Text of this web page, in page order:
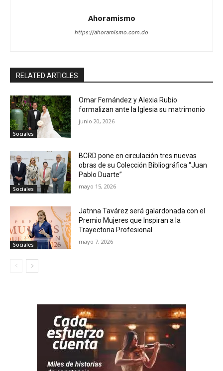
Ahoramismo
https://ahoramismo.com.do
RELATED ARTICLES
Sociales
Omar Fernández y Alexia Rubio
formalizan ante la Iglesia su matrimonio
junio 20, 2026
Sociales
BCRD pone en circulación tres nuevas
obras de su Colección Bibliográfica “Juan
Pablo Duarte”
mayo 15, 2026
Sociales
Jatnna Tavárez será galardonada con el
Premio Mujeres que Inspiran a la
Trayectoria Profesional
mayo 7, 2026